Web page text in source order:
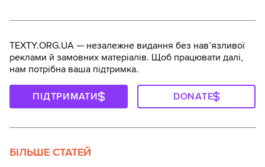
TEXTY.ORG.UA — незалежне видання без навʼязливої
реклами й замовних матеріалів. Щоб працювати далі,
нам потрібна ваша підтримка.
ПІДТРИМАТИ DONATE
БІЛЬШЕ СТАТЕЙ